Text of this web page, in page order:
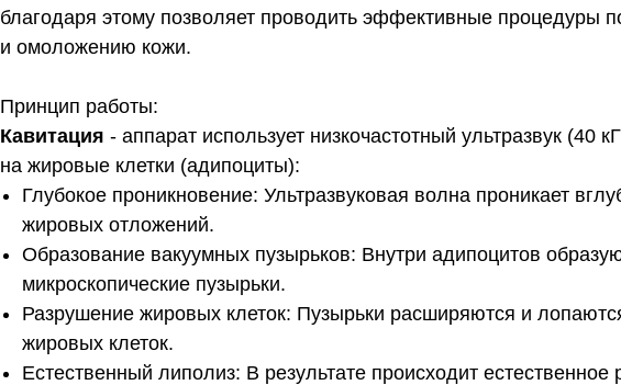
благодаря этому позволяет проводить эффективные процедуры
и омоложению кожи.
Принцип работы:
Кавитация - аппарат использует низкочастотный ультразвук (40
на жировые клетки (адипоциты):
Глубокое проникновение: Ультразвуковая волна проникает
жировых отложений.
Образование вакуумных пузырьков: Внутри адипоцитов
микроскопические пузырьки.
Разрушение жировых клеток: Пузырьки расширяются и
жировых клеток.
Естественный липолиз: В результате происходит естественное